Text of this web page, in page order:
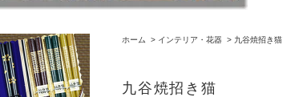
ホーム > インテリア・花器 > 九谷焼招き猫
九谷焼招き猫